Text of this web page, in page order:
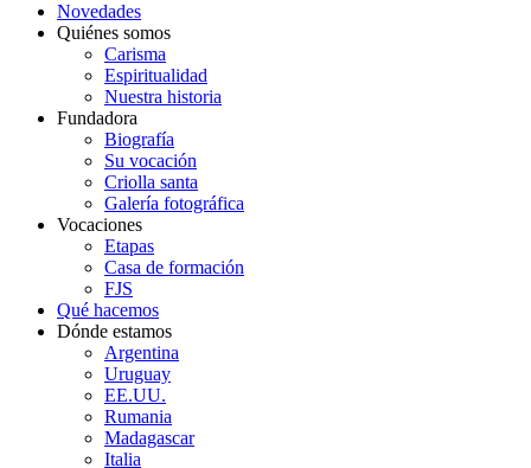
Novedades
Quiénes somos
Carisma
Espiritualidad
Nuestra historia
Fundadora
Biografía
Su vocación
Criolla santa
Galería fotográfica
Vocaciones
Etapas
Casa de formación
FJS
Qué hacemos
Dónde estamos
Argentina
Uruguay
EE.UU.
Rumania
Madagascar
Italia